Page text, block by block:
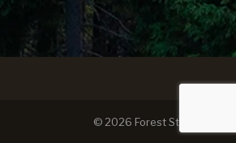
© 2026 Forest Steel OÜ